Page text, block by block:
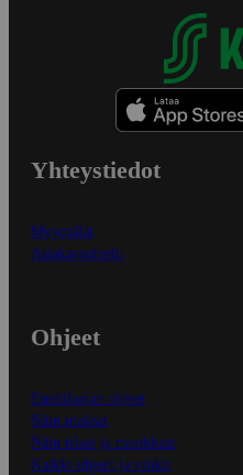
Yhteystiedot
Myymälät
Asiakaspalvelu
Ohjeet
Ensitilaajan ohjeet
Näin maksat
Näin tilaat ja muokkaat
Kaikki ohjeet ja vinkit